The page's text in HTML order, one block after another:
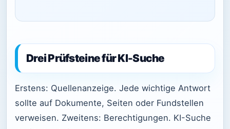
Drei Prüfsteine für KI-Suche
Erstens: Quellenanzeige. Jede wichtige Antwort
sollte auf Dokumente, Seiten oder Fundstellen
verweisen. Zweitens: Berechtigungen. KI-Suche